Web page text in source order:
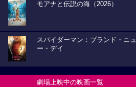
モアナと伝説の海（2026）
スパイダーマン：ブランド・ニュ
ー・デイ
劇場上映中の映画一覧